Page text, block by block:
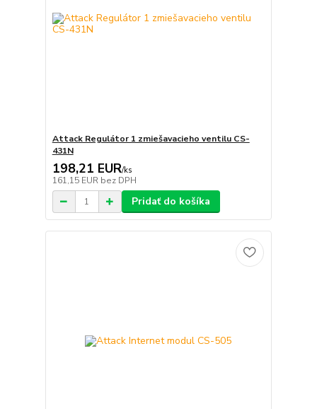
Attack Regulátor 1 zmiešavacieho ventilu CS-
431N
198,21 EUR/ks
161,15 EUR bez DPH
Pridať do košíka